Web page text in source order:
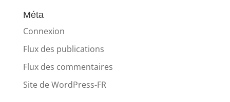
Méta
Connexion
Flux des publications
Flux des commentaires
Site de WordPress-FR